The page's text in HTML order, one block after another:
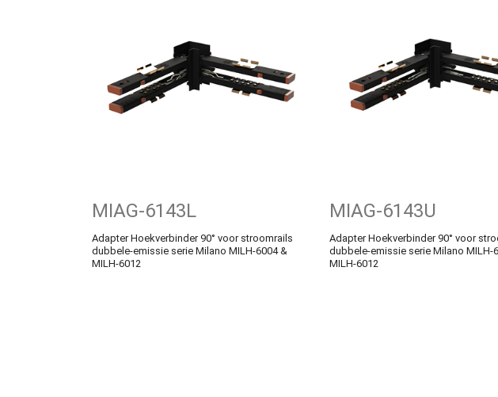
MIAG-6143L
Adapter Hoekverbinder 90° voor stroomrails
dubbele-emissie serie Milano MILH-6004 &
MILH-6012
MIAG-6143U
Adapter Hoekverbinder 90° voor
dubbele-emissie serie Milano MILH-
MILH-6012